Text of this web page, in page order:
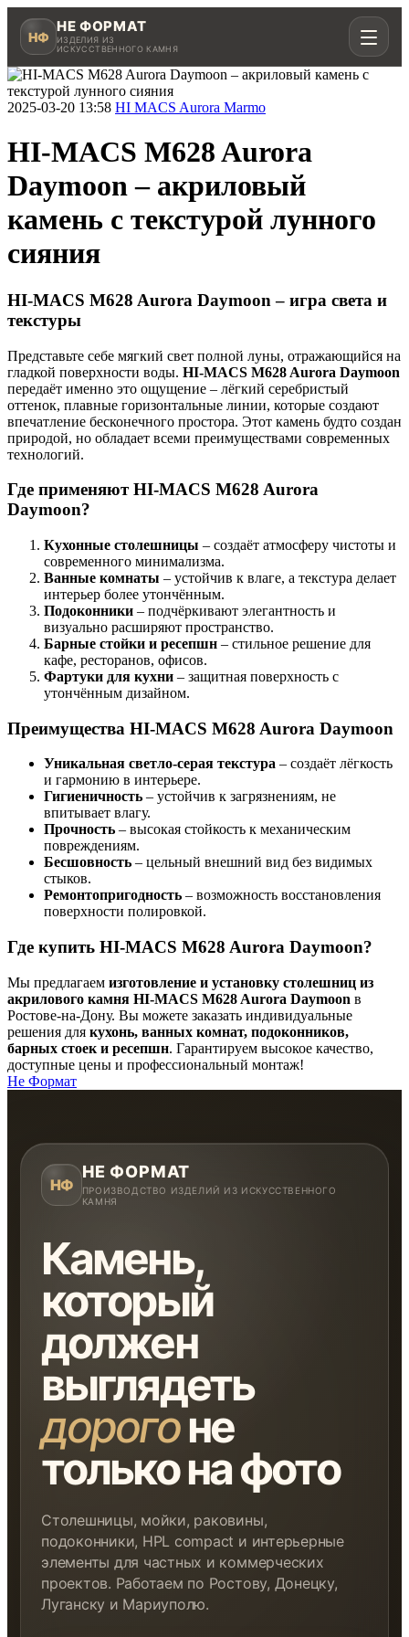
НФ
НЕ ФОРМАТ
ИЗДЕЛИЯ ИЗ
ИСКУССТВЕННОГО КАМНЯ
Рассчитать в MAX
Написать в Telegram
Столешницы для кухни
Акрил, кварц, HPL compact
Мойки и раковины
Интегрированные и подклеенные
Кухонные фартуки
Барные стойки
Мангальные зоны
Столешницы для барбекю
Кухонная техника
Подбор под столешницу
Разделочные доски
2025-03-20 13:58 HI MACS Aurora Marmo
HI-MACS M628 Aurora
Daymoon – акриловый
камень с текстурой лунного
сияния
HI-MACS M628 Aurora Daymoon – игра света и
текстуры
Представьте себе мягкий свет полной луны, отражающийся на
гладкой поверхности воды. HI-MACS M628 Aurora Daymoon
передаёт именно это ощущение – лёгкий серебристый
оттенок, плавные горизонтальные линии, которые создают
впечатление бесконечного простора. Этот камень будто создан
природой, но обладает всеми преимуществами современных
технологий.
Где применяют HI-MACS M628 Aurora
Daymoon?
Кухонные столешницы – создаёт атмосферу чистоты и
современного минимализма.
Ванные комнаты – устойчив к влаге, а текстура делает
интерьер более утончённым.
Подоконники – подчёркивают элегантность и
визуально расширяют пространство.
Барные стойки и ресепшн – стильное решение для
кафе, ресторанов, офисов.
Фартуки для кухни – защитная поверхность с
утончённым дизайном.
Преимущества HI-MACS M628 Aurora Daymoon
Уникальная светло-серая текстура – создаёт лёгкость
и гармонию в интерьере.
Гигиеничность – устойчив к загрязнениям, не
впитывает влагу.
Прочность – высокая стойкость к механическим
повреждениям.
Бесшовность – цельный внешний вид без видимых
стыков.
Ремонтопригодность – возможность восстановления
поверхности полировкой.
Где купить HI-MACS M628 Aurora Daymoon?
Мы предлагаем изготовление и установку столешниц из
акрилового камня HI-MACS M628 Aurora Daymoon в
Ростове-на-Дону. Вы можете заказать индивидуальные
решения для кухонь, ванных комнат, подоконников,
барных стоек и ресепшн. Гарантируем высокое качество,
доступные цены и профессиональный монтаж!
Не Формат
НФ
НЕ ФОРМАТ
ПРОИЗВОДСТВО ИЗДЕЛИЙ ИЗ ИСКУССТВЕННОГО
КАМНЯ
Камень,
который
должен
выглядеть
дорогоне
только на фото
Столешницы, мойки, раковины,
подоконники, HPL compact и интерьерные
элементы для частных и коммерческих
проектов. Работаем по Ростову, Донецку,
Луганску и Мариуполю.